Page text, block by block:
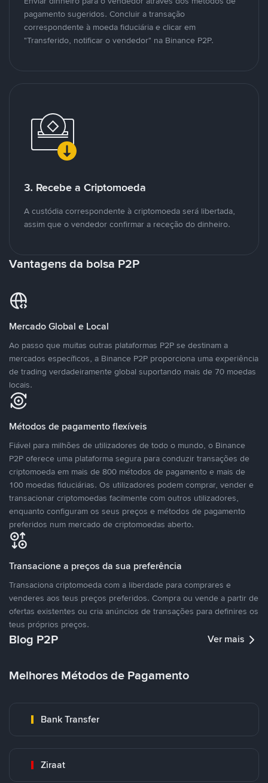
pagamento sugeridos. Concluir a transação
correspondente à moeda fiduciária e clicar em
"Transferido, notificar o vendedor" na Binance P2P.
3. Recebe a Criptomoeda
A custódia correspondente à criptomoeda será libertada,
assim que o vendedor confirmar a receção do dinheiro.
Vantagens da bolsa P2P
Mercado Global e Local
Ao passo que muitas outras plataformas P2P se destinam a
mercados específicos, a Binance P2P proporciona uma experiência
de trading verdadeiramente global suportando mais de 70 moedas
locais.
Métodos de pagamento flexíveis
Fiável para milhões de utilizadores de todo o mundo, o Binance
P2P oferece uma plataforma segura para conduzir transações de
criptomoeda em mais de 800 métodos de pagamento e mais de
100 moedas fiduciárias. Os utilizadores podem comprar, vender e
transacionar criptomoedas facilmente com outros utilizadores,
enquanto configuram os seus preços e métodos de pagamento
preferidos num mercado de criptomoedas aberto.
Transacione a preços da sua preferência
Transaciona criptomoeda com a liberdade para comprares e
venderes aos teus preços preferidos. Compra ou vende a partir de
ofertas existentes ou cria anúncios de transações para definires os
teus próprios preços.
Blog P2P Ver mais
Melhores Métodos de Pagamento
Bank Transfer
Ziraat